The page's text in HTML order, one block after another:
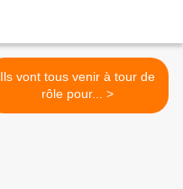
Ils vont tous venir à tour de
rôle pour... >